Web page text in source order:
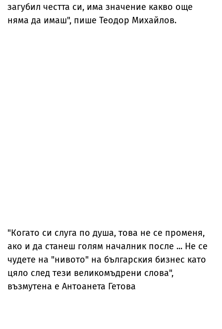
загубил честта си, има значение какво още
няма да имаш", пише Теодор Михайлов.
"Когато си слуга по душа, това не се променя,
ако и да станеш голям началник после ... Не се
чудете на "нивото" на българския бизнес като
цяло след тези великомъдрени слова",
възмутена е Антоанета Гетова